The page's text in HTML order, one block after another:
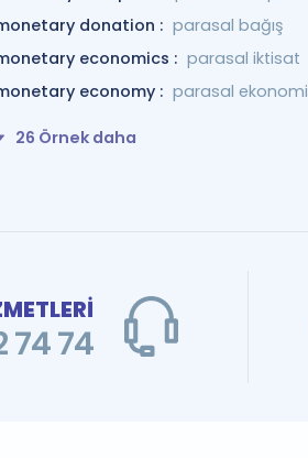
donation : parasal bağış
economics : parasal iktisat
economy : parasal ekonomi
26 Örnek daha
74